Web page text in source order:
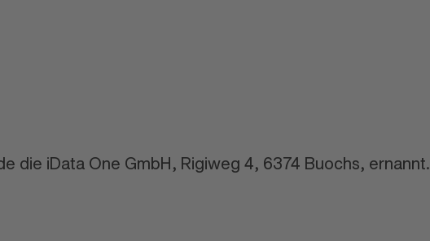
die iData One GmbH, Rigiweg 4, 6374 Buochs, ernannt.